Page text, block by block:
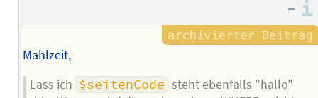
–
Mahlzeit,
Lass ich $seitenCode steht ebenfalls "hallo"